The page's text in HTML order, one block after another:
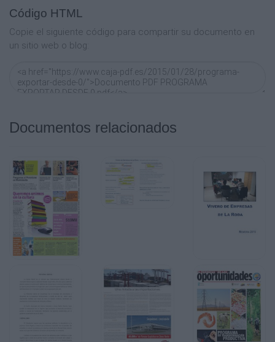
Código HTML
Copie el siguiente código para compartir su documento en
un sitio web o blog:
Documentos relacionados